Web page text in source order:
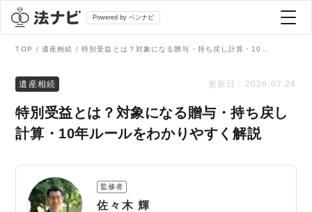
Powered by ベンナビ
全て
刑事事件
弁護士を探す
TOP 遺産相続
遺産相続 更新日： 2026.07.24
特別受益とは？対象になる贈与・持ち戻し
計算・10年ルールをわかりやすく解説
監修者
佐々木 輝